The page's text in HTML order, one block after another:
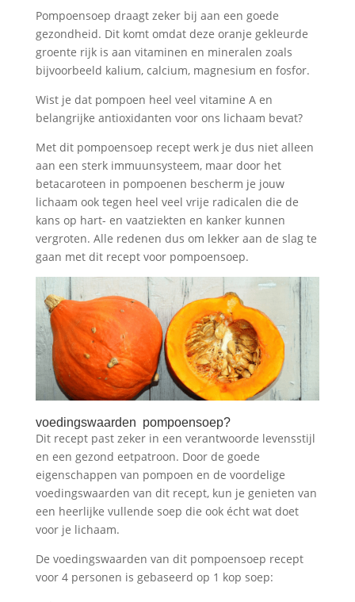
Pompoensoep draagt zeker bij aan een goede
gezondheid. Dit komt omdat deze oranje gekleurde
groente rijk is aan vitaminen en mineralen zoals
bijvoorbeeld kalium, calcium, magnesium en fosfor.
Wist je dat pompoen heel veel vitamine A en
belangrijke antioxidanten voor ons lichaam bevat?
Met dit pompoensoep recept werk je dus niet alleen
aan een sterk immuunsysteem, maar door het
betacaroteen in pompoenen bescherm je jouw
lichaam ook tegen heel veel vrije radicalen die de
kans op hart- en vaatziekten en kanker kunnen
vergroten. Alle redenen dus om lekker aan de slag te
gaan met dit recept voor pompoensoep.
voedingswaarden pompoensoep?
Dit recept past zeker in een verantwoorde levensstijl
en een gezond eetpatroon. Door de goede
eigenschappen van pompoen en de voordelige
voedingswaarden van dit recept, kun je genieten van
een heerlijke vullende soep die ook écht wat doet
voor je lichaam.
De voedingswaarden van dit pompoensoep recept
voor 4 personen is gebaseerd op 1 kop soep: